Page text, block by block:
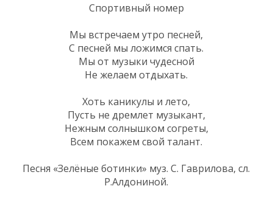
Спортивный номер
Мы встречаем утро песней,
С песней мы ложимся спать.
Мы от музыки чудесной
Не желаем отдыхать.
Хоть каникулы и лето,
Пусть не дремлет музыкант,
Нежным солнышком согреты,
Всем покажем свой талант.
Песня «Зелёные ботинки» муз. С. Гаврилова, сл.
Р.Алдониной.